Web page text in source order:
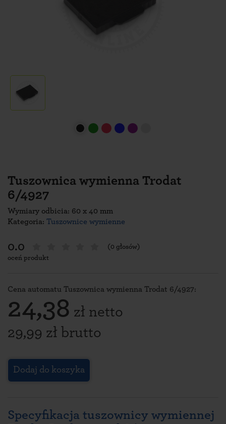
Tuszownica wymienna Trodat
6/4927
Wymiary odbicia: 60 x 40 mm
Kategoria: Tuszownice wymienne
0.0
(0 głosów)
oceń produkt
Cena automatu Tuszownica wymienna Trodat 6/4927:
24,38 zł netto
29,99 zł brutto
Dodaj do koszyka
Specyfikacja tuszownicy wymiennej